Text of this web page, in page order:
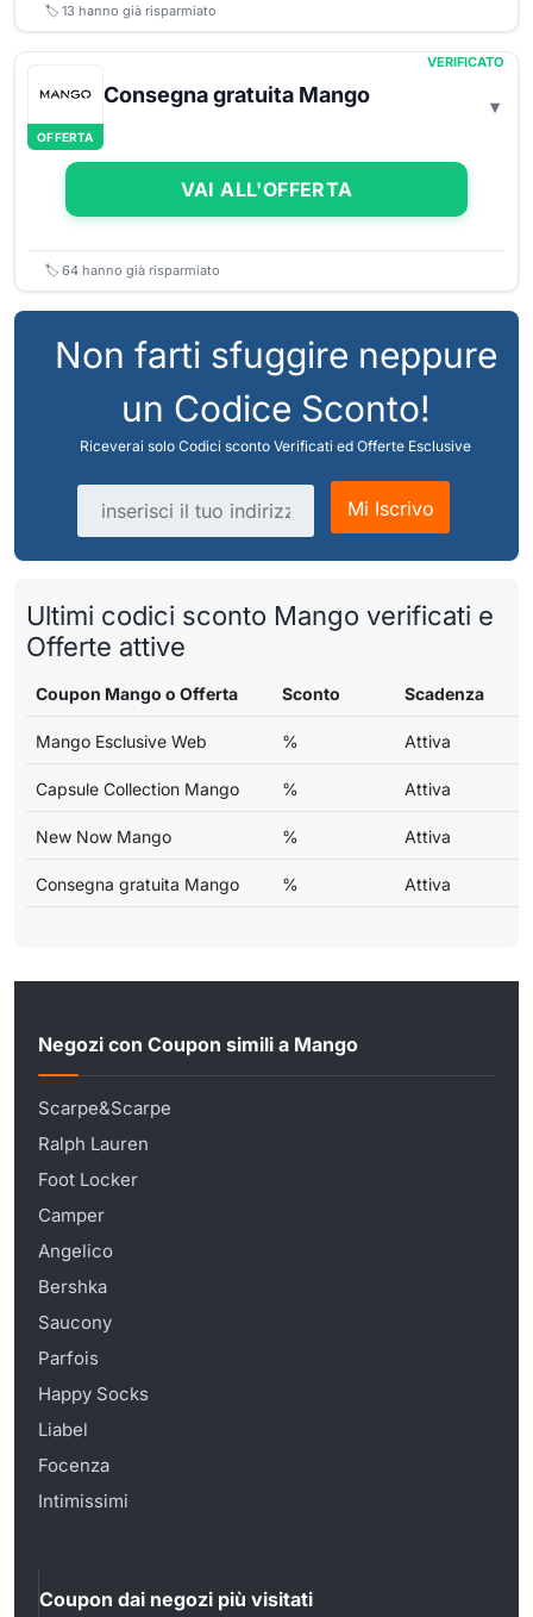
🏷️ 13 hanno già risparmiato
OFFERTA
VERIFICATO
Consegna gratuita Mango
VAI ALL'OFFERTA
🏷️ 64 hanno già risparmiato
Non farti sfuggire neppure
un Codice Sconto!
Riceverai solo Codici sconto Verificati ed Offerte Esclusive
Indirizzo email
Mi Iscrivo
Ultimi codici sconto Mango verificati e
Offerte attive
Coupon Mango o Offerta Sconto Scadenza
Mango Esclusive Web % Attiva
Capsule Collection Mango % Attiva
New Now Mango % Attiva
Consegna gratuita Mango % Attiva
Negozi con Coupon simili a Mango
Scarpe&Scarpe
Ralph Lauren
Foot Locker
Camper
Angelico
Bershka
Saucony
Parfois
Happy Socks
Liabel
Focenza
Intimissimi
Coupon dai negozi più visitati